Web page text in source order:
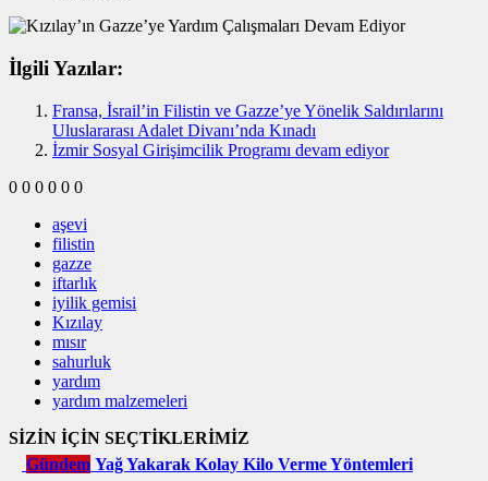
İlgili Yazılar:
Fransa, İsrail’in Filistin ve Gazze’ye Yönelik Saldırılarını
Uluslararası Adalet Divanı’nda Kınadı
İzmir Sosyal Girişimcilik Programı devam ediyor
0 0 0 0 0 0
aşevi
filistin
gazze
iftarlık
iyilik gemisi
Kızılay
mısır
sahurluk
yardım
yardım malzemeleri
SİZİN İÇİN SEÇTİKLERİMİZ
Gündem Yağ Yakarak Kolay Kilo Verme Yöntemleri